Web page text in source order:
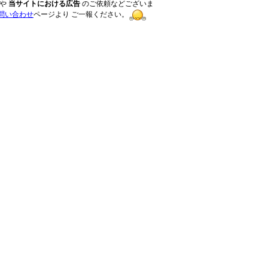
や 当サイトにおける広告 のご依頼などございま
い合わせページより ご一報ください。